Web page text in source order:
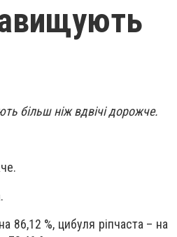
більш ніж вдвічі дорожче.
86,12 %, цибуля ріпчаста – на